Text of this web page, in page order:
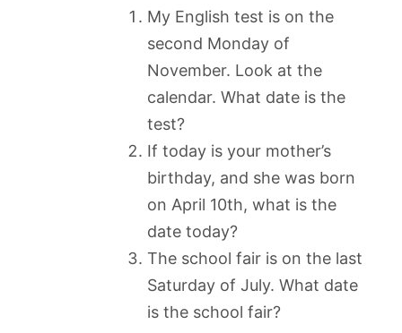
My English test is on the
second Monday of
November. Look at the
calendar. What date is the
test?
If today is your mother’s
birthday, and she was born
on April 10th, what is the
date today?
The school fair is on the last
Saturday of July. What date
is the school fair?